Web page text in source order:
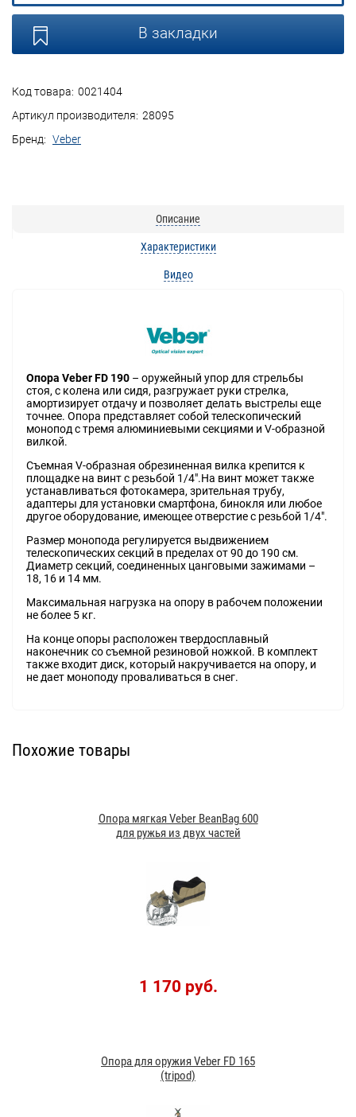
Код товара: 0021404
Артикул производителя: 28095
Бренд: Veber
В закладки
Описание
Характеристики
Видео
Опора Veber FD 190 – оружейный упор для стрельбы
стоя, с колена или сидя, разгружает руки стрелка,
амортизирует отдачу и позволяет делать выстрелы еще
точнее. Опора представляет собой телескопический
монопод с тремя алюминиевыми секциями и V-образной
вилкой.
Съемная V-образная обрезиненная вилка крепится к
площадке на винт с резьбой 1/4".На винт может также
устанавливаться фотокамера, зрительная трубу,
адаптеры для установки смартфона, бинокля или любое
другое оборудование, имеющее отверстие с резьбой 1/4".
Размер монопода регулируется выдвижением
телескопических секций в пределах от 90 до 190 см.
Диаметр секций, соединенных цанговыми зажимами –
18, 16 и 14 мм.
Максимальная нагрузка на опору в рабочем положении
не более 5 кг.
На конце опоры расположен твердосплавный
наконечник со съемной резиновой ножкой. В комплект
также входит диск, который накручивается на опору, и
не дает моноподу проваливаться в снег.
Похожие товары
Опора мягкая Veber BeanBag 600
для ружья из двух частей
1 170 руб.
Опора для оружия Veber FD 165
(tripod)